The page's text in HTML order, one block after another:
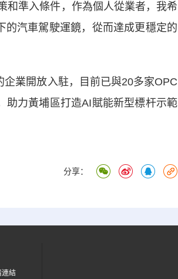
和準入條件，作為個人從業者，我希
的汽車駕駛運鏡，從而達成更穩定的
業開放入駐，目前已與20多家OPC
助力黃埔區打造AI賦能新型標杆示範
分享：
連結